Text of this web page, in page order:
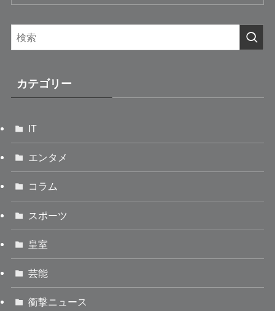
カテゴリー
IT
エンタメ
コラム
スポーツ
皇室
芸能
衝撃ニュース